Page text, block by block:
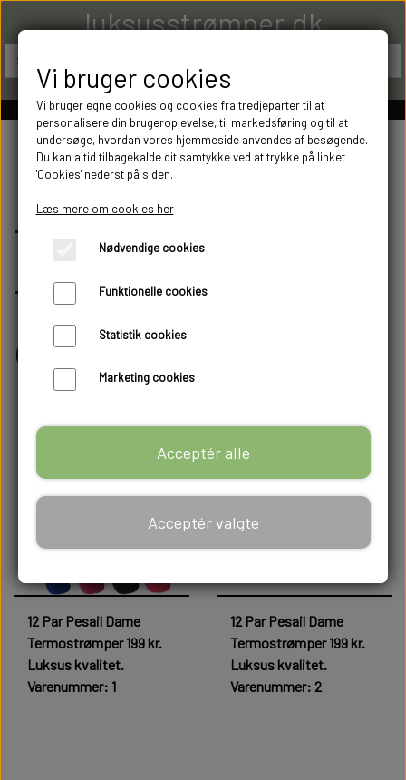
luksusstrømper.dk
Dame
Termostrømper. Fri
fragt på alle ordrer
over 300 kr
12 Par Pesail Dame
Termostrømper 199 kr.
Luksus kvalitet.
Varenummer: 1
12 Par Pesail Dame
Termostrømper 199 kr.
Luksus kvalitet.
Varenummer: 2
Vi bruger cookies
Vi bruger egne cookies og cookies fra tredjeparter til at
personalisere din brugeroplevelse, til markedsføring og til at
undersøge, hvordan vores hjemmeside anvendes af besøgende.
Du kan altid tilbagekalde dit samtykke ved at trykke på linket
'Cookies' nederst på siden.
Læs mere om cookies her
Nødvendige cookies
Funktionelle cookies
Statistik cookies
Marketing cookies
Acceptér alle
Acceptér valgte